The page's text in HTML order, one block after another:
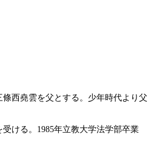
西堯雲を父とする。少年時代より父
ける。1985年立教大学法学部卒業